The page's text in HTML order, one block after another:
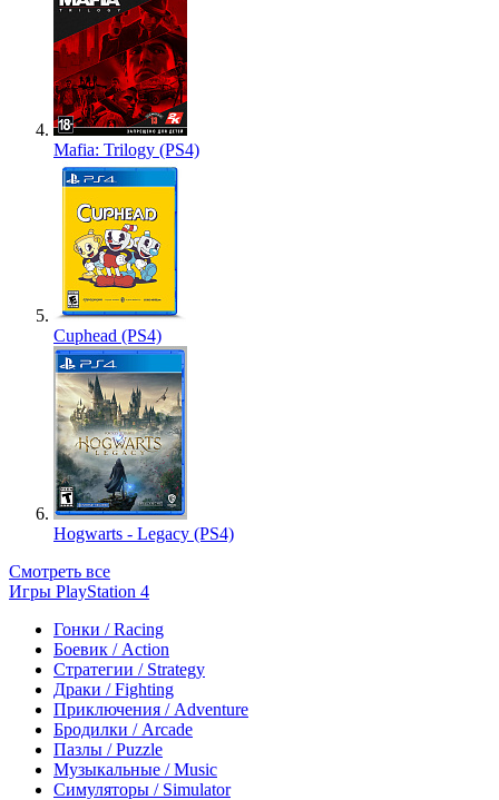
Mafia: Trilogy (PS4)
Cuphead (PS4)
Hogwarts - Legacy (PS4)
Смотреть все
Игры PlayStation 4
Гонки / Racing
Боевик / Action
Стратегии / Strategy
Драки / Fighting
Приключения / Adventure
Бродилки / Arcade
Пазлы / Puzzle
Музыкальные / Music
Симуляторы / Simulator